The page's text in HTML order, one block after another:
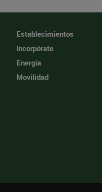
Establecimientos
Incorpórate
Energía
Movilidad